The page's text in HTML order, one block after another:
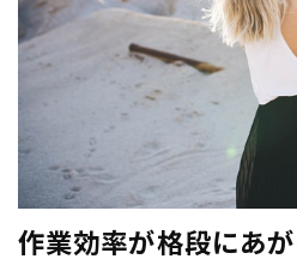
作業効率が格段にあ